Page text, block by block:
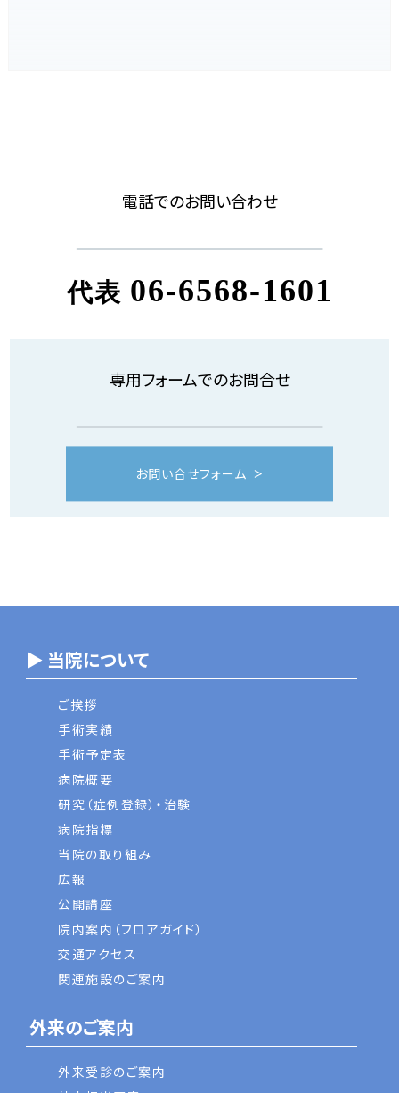
電話でのお問い合わせ
代表 06-6568-1601
専用フォームでのお問合せ
お問い合せフォーム
▶ 当院について
ご挨拶
手術実績
手術予定表
病院概要
研究（症例登録）・治験
病院指標
当院の取り組み
広報
公開講座
院内案内（フロアガイド）
交通アクセス
関連施設のご案内
外来のご案内
外来受診のご案内